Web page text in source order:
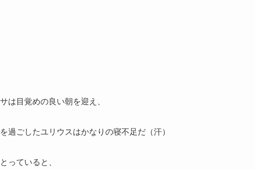
は目覚めの良い朝を迎え、
ごしたユリウスはかなりの寝不足だ（汗）
っていると、